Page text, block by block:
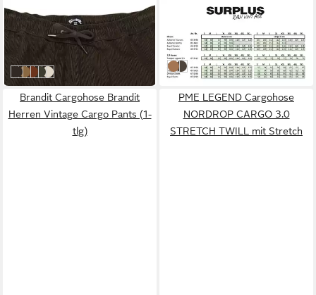
BILLABONG
Outdoorhose Larry Cord
59,99 € UVP 75,95 €
-21%
Raven
Gravel
Rustic Brown
Rifle Green
braun
SURPLUS RAW VINTAGE
Fatigue Trousers
ab 34,55 €
beige
blackcamo
Brandit Cargohose Brandit
Herren Vintage Cargo Pants (1-
tlg)
PME LEGEND Cargohose
NORDROP CARGO 3.0
STRETCH TWILL mit Stretch